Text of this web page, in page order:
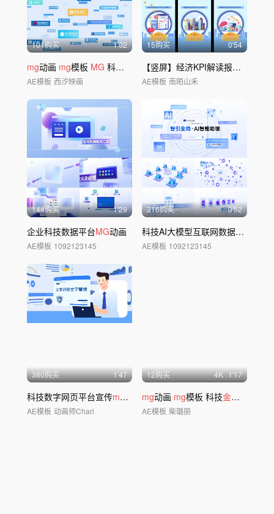
101购买 1'02
mg动画 mg模板 MG 科技
AE模板 西汐映画
15购买 0'54
【竖屏】经济KPI解读报告
AE模板 南陌山禾
144购买 1'29
企业科技数据平台MG动画
AE模板 1092123145
316购买 0'52
科技AI大模型互联网数据矩阵
AE模板 1092123145
380购买 1'47
科技数字网页平台宣传mg 动画
AE模板 动画师Charl
12购买 4K 1'17
mg动画 mg模板 科技金融
AE模板 柴璐丽